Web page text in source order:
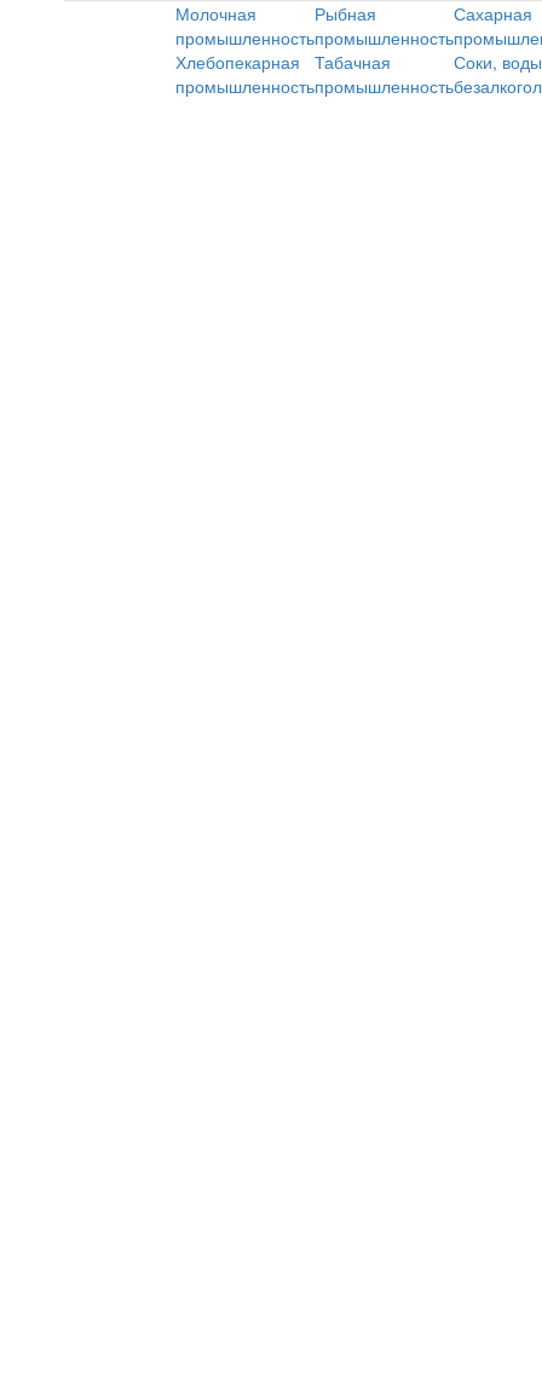
Молочная
промышленность
Рыбная
промышленность
Сахарная
Хлебопекарная
промышленность
Табачная
промышленность
Соки,